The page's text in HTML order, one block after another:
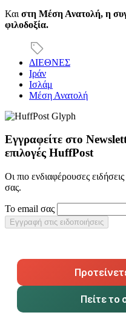
Και στη Μέση Ανατολή, η
φιλοδοξία.
ΔΙΕΘΝΕΣ
Ιράν
Ισλάμ
Μέση Ανατολή
Εγγραφείτε στο
επιλογές HuffPost
Οι πιο ενδιαφέρουσες
σας.
Το email σας
Εγγραφή στις ειδοποιήσεις
Πείτε